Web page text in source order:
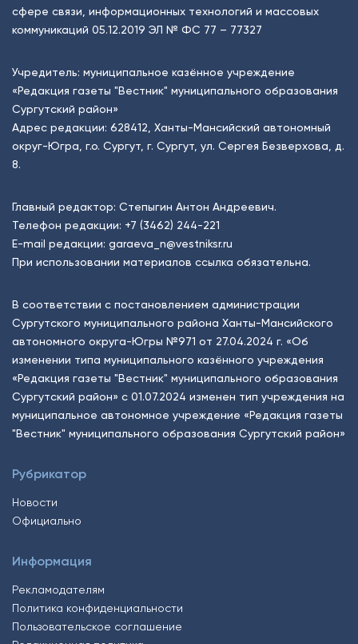
сфере связи, информационных технологий и массовых
коммуникаций 05.12.2019 ЭЛ № ФС 77 – 77327
Учредитель: муниципальное казённое учреждение
«Редакция газеты "Вестник" муниципального образования
Сургутский район»
Адрес редакции: 628412, Ханты-Мансийский автономный
округ-Югра, г.о. Сургут, г. Сургут, ул. Сергея Безверхова, д.
8.
Главный редактор: Степыгин Антон Андреевич.
Телефон редакции: +7 (3462) 244-221
E-mail редакции: garaeva_n@vestniksr.ru
При использовании материалов ссылка обязательна.
В соответствии с постановлением администрации
Сургутского муниципального района Ханты-Мансийского
автономного округа-Югры №971 от 27.04.2024 г. «Об
изменении типа муниципального казённого учреждения
«Редакция газеты "Вестник" муниципального образования
Сургутский район» с 01.07.2024 изменен тип учреждения на
муниципальное автономное учреждение «Редакция газеты
"Вестник" муниципального образования Сургутский район»
Рубрикатор
Новости
Официально
Информация
Рекламодателям
Политика конфиденциальности
Пользовательское соглашение